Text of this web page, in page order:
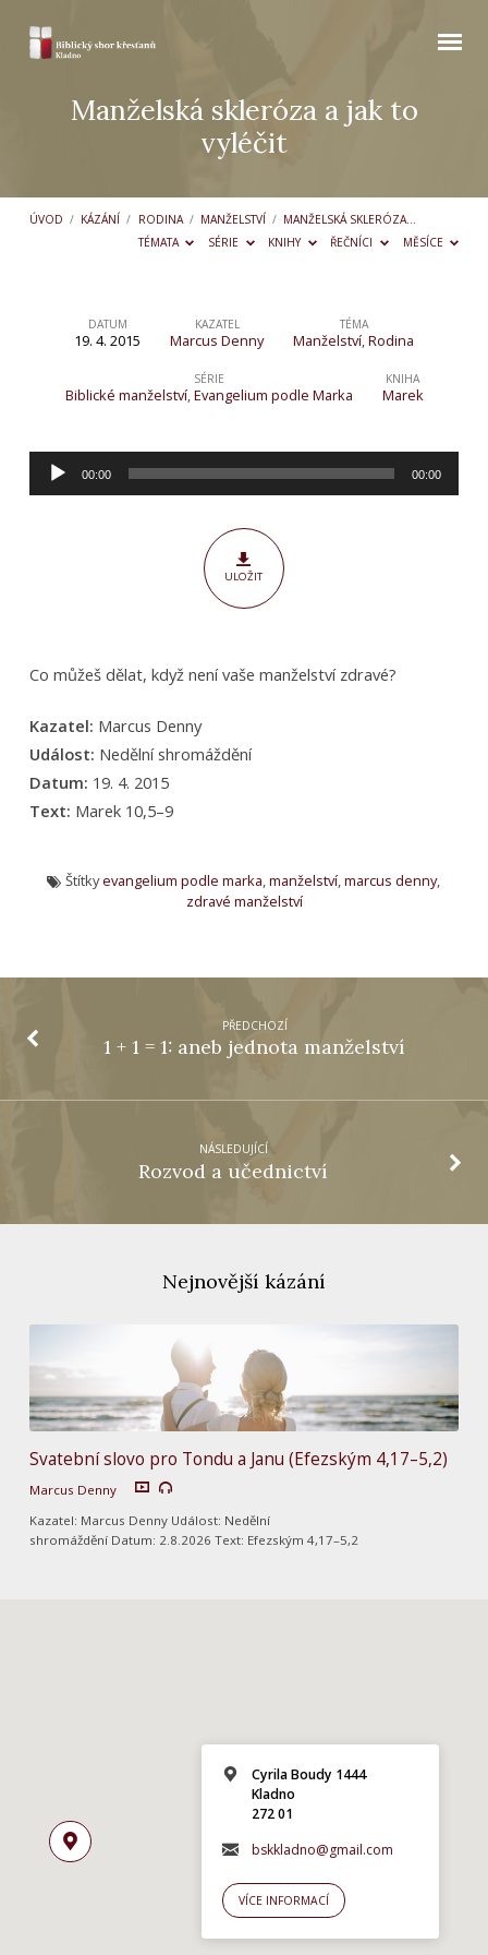
Manželská skleróza a jak to
vyléčit
ÚVOD / KÁZÁNÍ / RODINA / MANŽELSTVÍ / MANŽELSKÁ SKLERÓZA…
TÉMATA
SÉRIE KNIHY ŘEČNÍCI MĚSÍCE
Manželská
skleróza
jak
vyléčit
DATUM
19. 4. 2015
KAZATEL
Marcus Denny
TÉMA
Manželství,Rodina
SÉRIE
Biblické manželství,Evangelium podle Marka
KNIHA
Marek
Audio
přehrávač00:00 00:00
ULOŽIT
Co můžeš dělat, když není vaše manželství zdravé?
Kazatel: Marcus Denny
Událost: Nedělní shromáždění
Datum: 19. 4. 2015
Text: Marek 10,5–9
Štítkyevangelium podle marka,manželství,marcus denny,
zdravé manželství
PŘEDCHOZÍ
1 + 1 = 1: aneb jednota manželství
NÁSLEDUJÍCÍ
Rozvod a učednictví
Nejnovější kázání
Svatební slovo pro Tondu a Janu (Efezským 4,17–5,2)
Marcus Denny
Kazatel: Marcus Denny Událost: Nedělní
shromáždění Datum: 2.8.2026 Text: Efezským 4,17–5,2
Cyrila Boudy 1444
Kladno
272 01
bskkladno@gmail.com
VÍCE INFORMACÍ